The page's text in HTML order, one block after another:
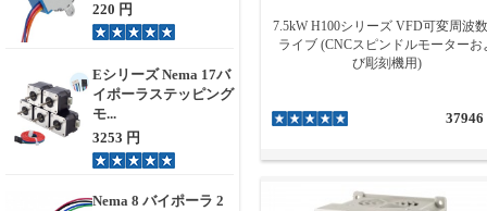
220 円
Eシリーズ Nema 17バ
イポーラステッピング
モ...
3253 円
Nema 8 バイポーラ 2
7.5kW H100シリーズ VFD可変周波
ライブ (CNCスピンドルモーターお
び彫刻機用)
37946